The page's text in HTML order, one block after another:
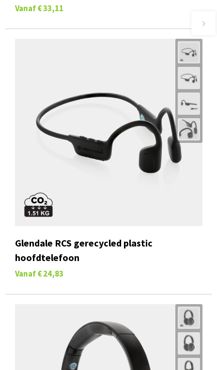
Vanaf € 33,11
Glendale RCS gerecycled plastic
hoofdtelefoon
Vanaf € 24,83